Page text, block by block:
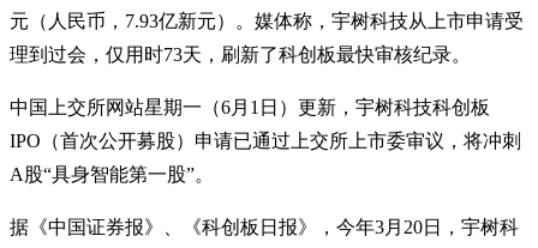
元（人民币，7.93亿新元）。媒体称，宇树科技从上市申请受
理到过会，仅用时73天，刷新了科创板最快审核纪录。
中国上交所网站星期一（6月1日）更新，宇树科技科创板
IPO（首次公开募股）申请已通过上交所上市委审议，将冲刺
A股“具身智能第一股”。
据《中国证券报》、《科创板日报》，今年3月20日，宇树科